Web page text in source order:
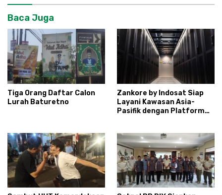
Baca Juga
Tiga Orang Daftar Calon
Lurah Baturetno
Zankore by Indosat Siap
Layani Kawasan Asia-
Pasifik dengan Platform